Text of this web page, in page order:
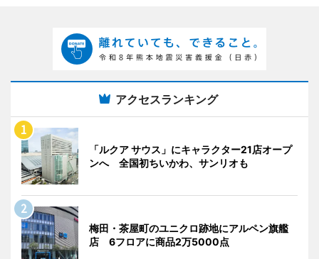
アクセスランキング
「ルクア サウス」にキャラクター21店オープ
ンへ 全国初ちいかわ、サンリオも
梅田・茶屋町のユニクロ跡地にアルペン旗艦
店 6フロアに商品2万5000点